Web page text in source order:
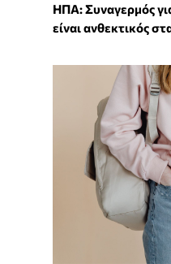
ΗΠΑ: Συναγερμός
είναι ανθεκτικός